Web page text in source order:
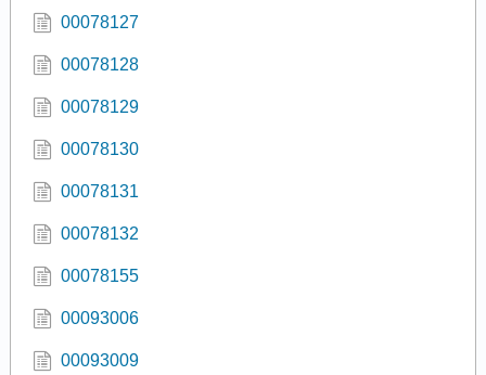
00078127
00078128
00078129
00078130
00078131
00078132
00078155
00093006
00093009